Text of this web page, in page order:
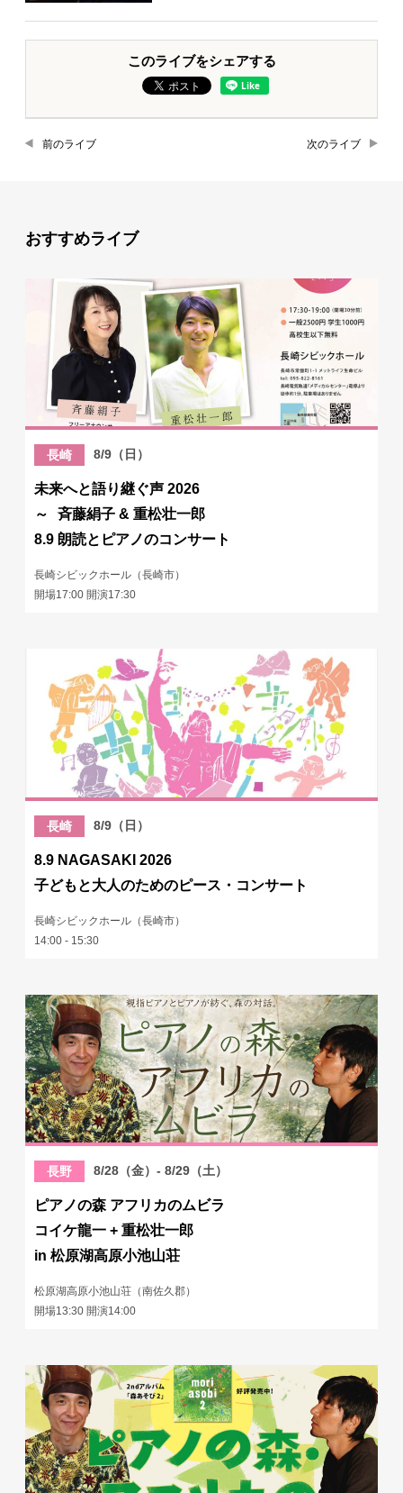
このライブをシェアする
前のライブ 次のライブ
おすすめライブ
長崎 8/9（日）
未来へと語り継ぐ声 2026
～ 斉藤絹子 & 重松壮一郎
8.9 朗読とピアノのコンサート
長崎シビックホール（長崎市）
開場17:00 開演17:30
長崎 8/9（日）
8.9 NAGASAKI 2026
子どもと大人のためのピース・コンサート
長崎シビックホール（長崎市）
14:00 - 15:30
長野 8/28（金）- 8/29（土）
ピアノの森 アフリカのムビラ
コイケ龍一 + 重松壮一郎
in 松原湖高原小池山荘
松原湖高原小池山荘（南佐久郡）
開場13:30 開演14:00